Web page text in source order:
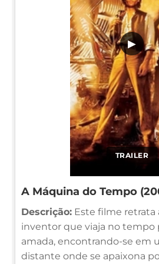
TRAILER
▶
A Máquina do Tempo
Descrição: Este filme retrata
inventor que viaja no tempo
amada, encontrando-se em
distante onde se apaixona